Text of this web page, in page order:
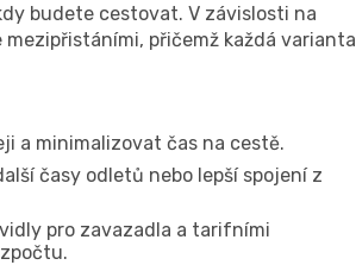
budete cestovat. V závislosti na
přičemž každá varianta
a minimalizovat čas na cestě.
časy odletů nebo lepší spojení z
pro zavazadla a tarifními